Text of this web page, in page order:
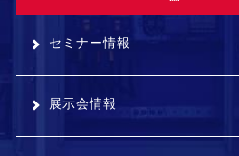
セミナー情報
展示会情報